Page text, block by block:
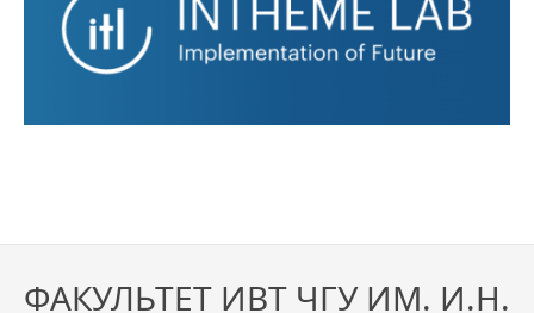
ФАКУЛЬТЕТ ИВТ ЧГУ ИМ. И.Н.